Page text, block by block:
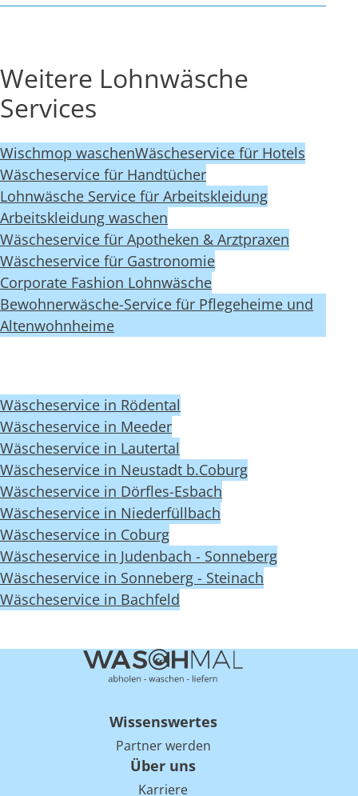
Weitere Lohnwäsche
Services
Wischmop waschenWäscheservice für Hotels
Wäscheservice für Handtücher
Lohnwäsche Service für Arbeitskleidung
Arbeitskleidung waschen
Wäscheservice für Apotheken & Arztpraxen
Wäscheservice für Gastronomie
Corporate Fashion Lohnwäsche
Bewohnerwäsche-Service für Pflegeheime und
Altenwohnheime
Wäscheservice in Rödental
Wäscheservice in Meeder
Wäscheservice in Lautertal
Wäscheservice in Neustadt b.Coburg
Wäscheservice in Dörfles-Esbach
Wäscheservice in Niederfüllbach
Wäscheservice in Coburg
Wäscheservice in Judenbach - Sonneberg
Wäscheservice in Sonneberg - Steinach
Wäscheservice in Bachfeld
Wissenswertes
Partner werden
Über uns
Karriere